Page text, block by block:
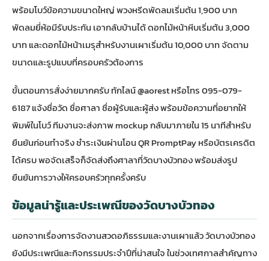
พร้อมโบว์ข้อความขนาดใหญ่ พวงหรีดพัดลมเริ่มต้น 1,900 บาท
พัดลมยี่ห้อมีรับประกัน เอากลับบ้านได้ ดอกไม้หน้าหีบเริ่มต้น 3,000
บาท และดอกไม้หน้าเมรุสำหรับงานเผาเริ่มต้น 10,000 บาท จัดตาม
ขนาดและรูปแบบที่ครอบครัวต้องการ
ขั้นตอนการสั่งง่ายมากครับ ทักไลน์ @aorest หรือโทร 095-079-
6187 แจ้งชื่อวัด ชื่อศาลา ชื่อผู้รับและผู้ส่ง พร้อมข้อความที่อยากให้
พิมพ์ในโบว์ ทีมงานจะส่งภาพ mockup กลับมาภายใน 15 นาทีสำหรับ
ยืนยันก่อนทำจริง ชำระเงินผ่านโอน QR PromptPay หรือบัตรเครดิต
ได้ครบ พอจัดเสร็จก็จัดส่งถึงศาลาที่วัดบางบัวทอง พร้อมส่งรูป
ยืนยันการวางให้ครอบครัวทุกครั้งครับ
ข้อมูลน่ารู้และประเพณีของวัดบางบัวทอง
นอกจากเรื่องการจัดงานสวดอภิธรรมและงานเผาแล้ว วัดบางบัวทอง
ยังมีประเพณีและกิจกรรมประจำปีที่น่าสนใจ ในช่วงเทศกาลสำคัญทาง